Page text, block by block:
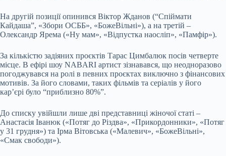
На другій позиції опинився Віктор Жданов (“Спіймати
Кайдаша”, «Збори ОСББ», «БожеВільні»), а на третій –
Олександр Ярема («Ну мам», «Відпустка наосліп», «Памфір»).
За кількістю задіяних проєктів Тарас Цимбалюк посів четверте
місце. В ефірі шоу NABARI артист зізнавався, що неодноразово
погоджувався на ролі в певних проєктах виключно з фінансових
мотивів. За його словами, таких фільмів та серіалів у його
кар’єрі було “приблизно 80%”.
До списку увійшли лише дві представниці жіночої статі –
Анастасія Іванюк («Потяг до Різдва», «Прикордонники», «Потяг
у 31 грудня») та Ірма Вітовська («Малевич», «БожеВільні»,
«Смак свободи»).